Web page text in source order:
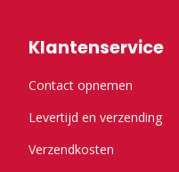
Klantenservice
Contact opnemen
Levertijd en verzending
Verzendkosten